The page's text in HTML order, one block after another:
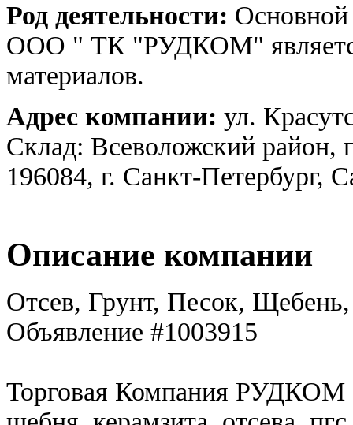
Род деятельности: Основной
ООО " ТК "РУДКОМ"
материалов.
Адрес компании: ул.
Склад: Всеволожский район,
196084, г. Санкт-Петербург,
Описание компании
Отсев, Грунт, Песок,
Объявление #1003915
Торговая Компания РУДКОМ